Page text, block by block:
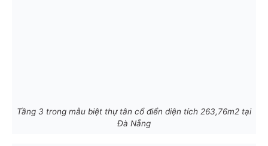
Tầng 3 trong mẫu biệt thự tân cổ điển diện tích 263,76m2 tại
Đà Nẵng